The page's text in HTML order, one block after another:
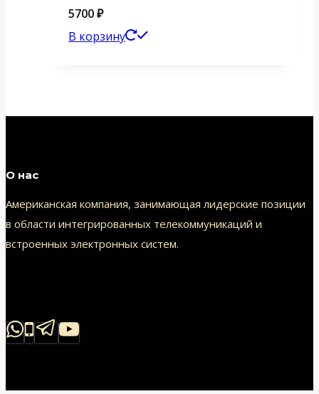
5700₽
В корзину
О нас
Американская компания, занимающая лидерские позиции
в области интегрированных телекоммуникаций и
встроенных электронных систем.